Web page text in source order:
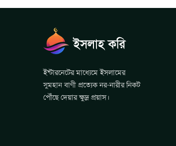
ইন্টারনেটের মাধ্যেমে ইসলামের
সুমহান বাণী প্রত্যেক নর-নারীর নিকট
পৌঁছে দেয়ার ক্ষুদ্র প্রয়াস।